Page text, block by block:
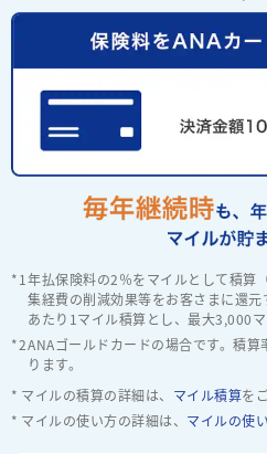
年払保険料の2％をマイルとして積算
集経費の削減効果等をお客さまに還
あたり1マイル積算とし、最大3,000マ
ANAゴールドカードの場合です。積
ります。
マイルの積算の詳細は、 マイル積算を
マイルの使い方の詳細は、 マイルの使